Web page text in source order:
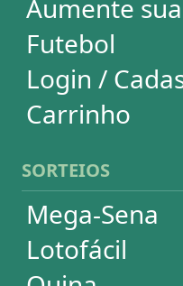
Lotomania
Loteria Federal
Loteca
Lotogol
Mega Millions
Euromillions
ESTATÍSTICAS